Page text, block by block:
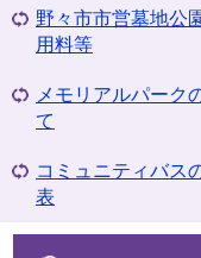
野々市市営墓地公
用料等
メモリアルパーク
て
コミュニティバス
表